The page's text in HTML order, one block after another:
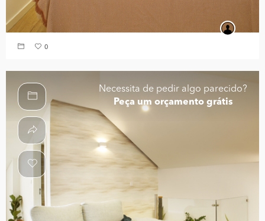
0
Necessita de pedir algo parecido?
Peça um orçamento grátis